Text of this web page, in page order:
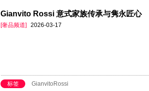
Gianvito Rossi 意式家族传承与隽永匠心
[奢品频道] 2026-03-17
标签 GianvitoRossi